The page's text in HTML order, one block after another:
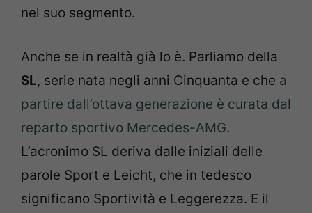
nel suo segmento.
Anche se in realtà già lo è. Parliamo della
SL, serie nata negli anni Cinquanta e che a
partire dall’ottava generazione è curata dal
reparto sportivo Mercedes-AMG.
L’acronimo SL deriva dalle iniziali delle
parole Sport e Leicht, che in tedesco
significano Sportività e Leggerezza. E il